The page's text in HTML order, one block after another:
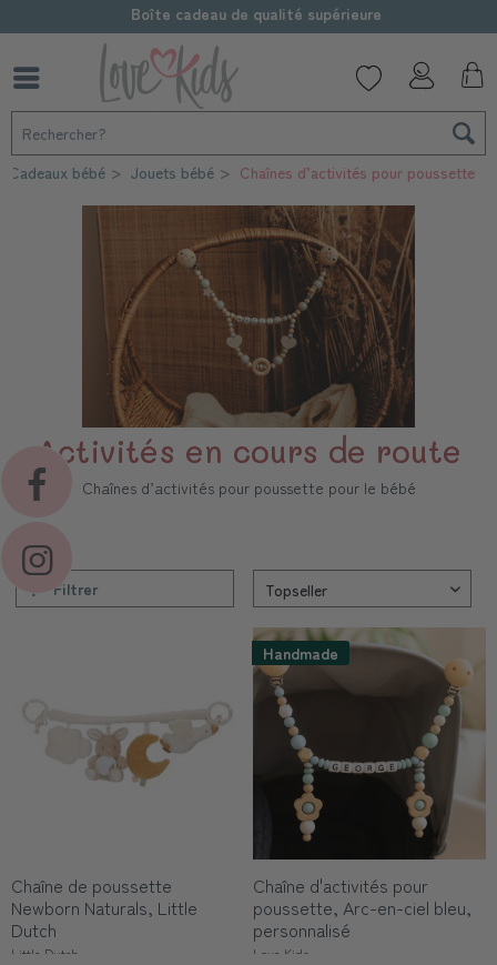
Boîte cadeau de qualité supérieure
Cadeaux bébé Jouets bébé Chaînes d’activités pour poussette
Activités en cours de route
Chaînes d’activités pour poussette pour le bébé
Filtrer
Chaîne de poussette
Newborn Naturals, Little
Dutch
Little Dutch
Handmade
Chaîne d'activités pour
poussette, Arc-en-ciel bleu,
personnalisé
Love Kids